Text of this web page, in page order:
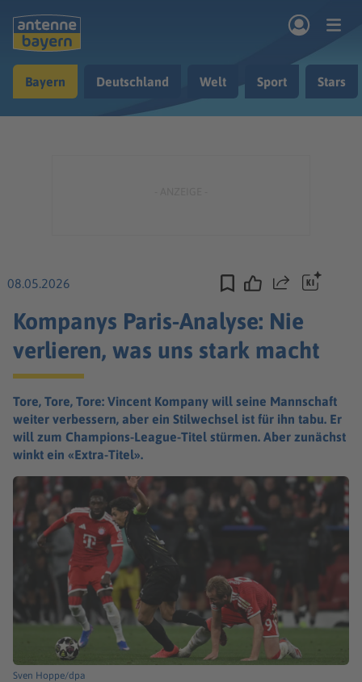
Musik & Radio
Bayern Deutschland Welt Sport Stars
08.05.2026 Teilen
Kompanys Paris-Analyse: Nie
verlieren, was uns stark macht
Tore, Tore, Tore: Vincent Kompany will seine Mannschaft
weiter verbessern, aber ein Stilwechsel ist für ihn tabu. Er
will zum Champions-League-Titel stürmen. Aber zunächst
winkt ein «Extra-Titel».
Sven Hoppe/dpa